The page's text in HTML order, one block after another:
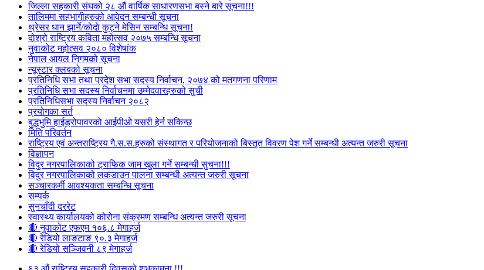
जिल्ला सहकारी संघको २८ औं वार्षिक साधारणसभा बस्ने बारे सूचना!!!
तालिममा सहभागीहरुको आवेदन सम्बन्धी सूचना
थ्रेसर धान झार्ने/काेदाे कुट्ने मेसिन सम्बन्धि सूचना!
दोश्रो राष्ट्रिय कविता महोत्सव २०७५ सम्बन्धि सूचना
नुवाकोट महोत्सव २०८० विशेषांक
नेपाल आयल निगमको सूचना
न्यूस्टार क्लबको सूचना
प्रतिनिधि सभा तथा प्रदेश सभा सदस्य निर्वाचन, २०७४ को मतगणना परिणाम
प्रतिनिधि सभा सदस्य निर्वाचनमा उम्मेदवारहरुको सुची
प्रतिनिधिसभा सदस्य निर्वाचन २०८२
प्रयोगका सर्त
बुद्धभुमि हाईड्रोपावरको आईपीओ यसरी हेर्न सकिन्छ
मिति परिवर्तन
राष्ट्रिय एवं अन्तराष्ट्रिय गै.स.स.हरुको संस्थागत र परियोजनाको बिस्तृत विवरण पेश गर्ने सम्बन्धी अत्यन्त जरुरी सूचना
विज्ञापन
विदुर नगरपालिकाको ट्राफिक जाम खुला गर्ने सम्बन्धी सुचना!!!
विदुर नगरपालिकाको लकडाउन पालना सम्बन्धी अत्यन्त जरुरी सूचना
सञ्चारकर्मी आवश्यकता सम्बन्धि सूचना
सम्पर्क
सुनचाँदी दररेट
स्वास्थ्य कार्यालयको कोरोना संक्रमण सम्बन्धि अत्यन्त जरुरी सूचना
🔴 नुवाकोट एफएम १०६.८ मेगाहर्ज
🔴 रेडियो लाङटाङ ९०.३ मेगाहर्ज
🔴 रेडियो सञ्जिवनी ८९ मेगाहर्ज